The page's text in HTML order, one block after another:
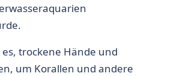
es, trockene Hände und
um Korallen und andere